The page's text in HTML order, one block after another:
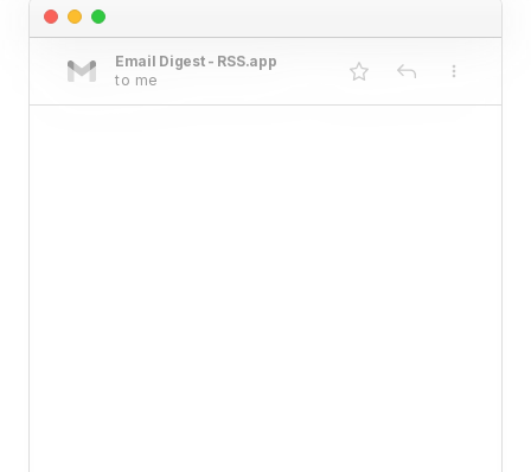
Email Digest - RSS.app
to me